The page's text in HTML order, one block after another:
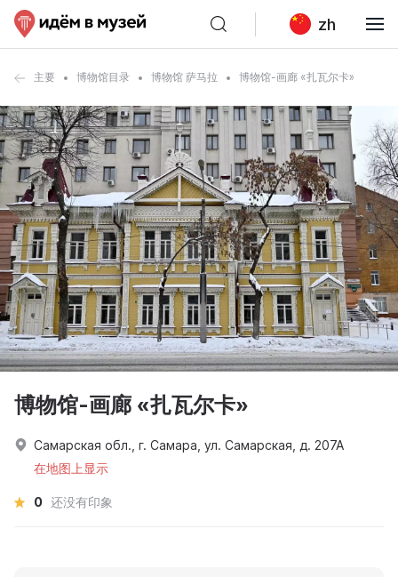
zh
主要 博物馆目录 博物馆 萨马拉 博物馆-画廊 «扎瓦尔卡»
博物馆-画廊 «扎瓦尔卡»
Самарская обл., г. Самара, ул. Самарская, д. 207А
在地图上显示
0 还没有印象